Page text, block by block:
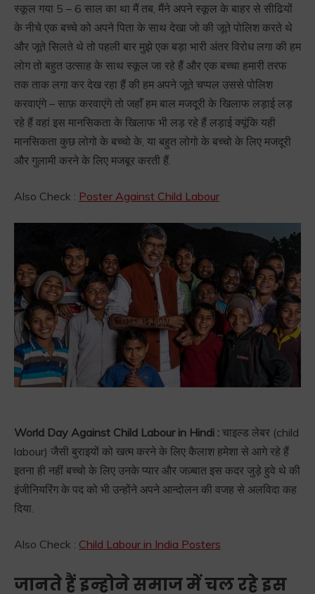
स्कूल गया 5 – 6 साल का था मैं तब, मैंने अपने स्कूल के बाहर से सीढियों
के नीचे एक बच्चे को अपने पिता के साथ देखा जो की जूते पोलिश करते थे
और जूते सिलते थे तो पहली बार मुझे एक बड़ा भारी अंतर विरोध लगा की हम
लोग तो बहुत उत्साह के साथ स्कूल जा रहे हैं और एक बच्चा हमारी तरफ
तक ताक लगा कर देख रहा हैं की हम अपने जूते चप्पल उससे पोलिश
करवाएंगे – साफ़ करवाएंगे तो जहाँ हम बाल मजदूरी के खिलाफ लड़ाई लड़
रहे हैं वहां इस मानसिकता के खिलाफ भी लड़ रहे हैं लड़ाई क्यूंकि यही
मानसिकता कुछ लोगो के बच्चो के, या बहुत लोगो के बच्चो के लिए मजदूरी
और गुलामी करने के लिए मजबूर करती हैं.
Also Check : Poster Against Child Labour
World Day Against Child Labour in Hindi : चाइल्ड लेबर (child
labour) जैसी बुराइयों को खत्म करने के लिए कैलाश हमेशा से आगे रहे हैं
इतना ही नहीं बच्चो के लिए उनके प्यार और जज़्बात इस कदर जुड़े हुवे थे की
इंजीनियरिंग के पद को भी उन्होंने अपने आन्दोलन की वजह से अलविदा कह
दिया.
Also Check : Child Labour in India Posters
जानते हैं इन्होने समाज में चल रहे इस